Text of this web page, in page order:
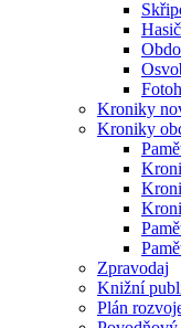
Kroniky
Kroniky
Zpravodaj
Knižní
Plán